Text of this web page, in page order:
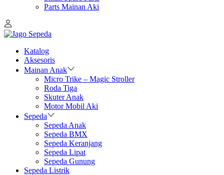
Parts Mainan Aki
Katalog
Aksesoris
Mainan Anak
Micro Trike – Magic Stroller
Roda Tiga
Skuter Anak
Motor Mobil Aki
Sepeda
Sepeda Anak
Sepeda BMX
Sepeda Keranjang
Sepeda Lipat
Sepeda Gunung
Sepeda Listrik